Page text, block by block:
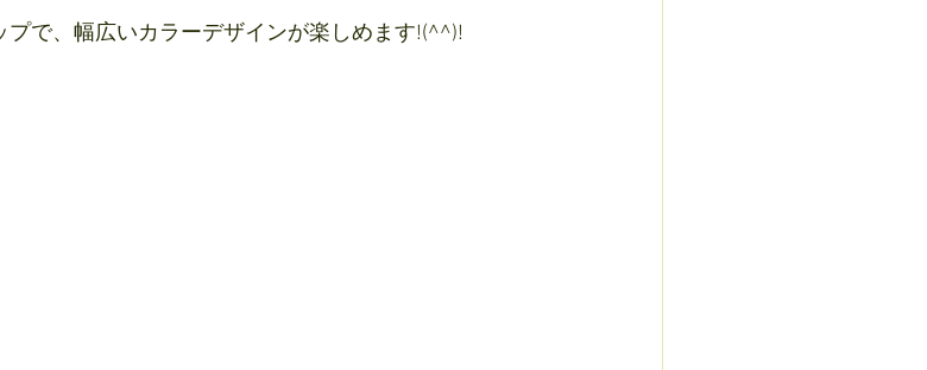
で、幅広いカラーデザインが楽しめます!(^^)!